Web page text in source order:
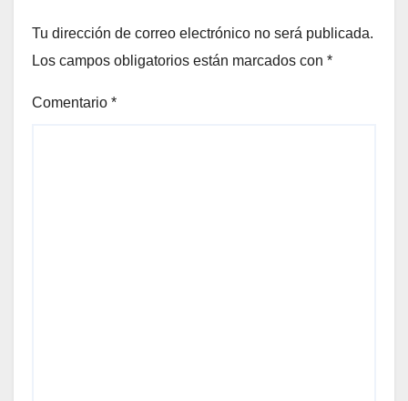
Tu dirección de correo electrónico no será publicada.
Los campos obligatorios están marcados con *
Comentario *